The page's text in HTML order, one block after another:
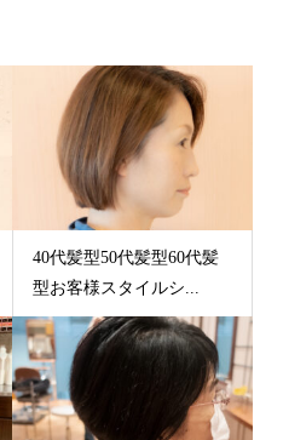
40代髪型50代髪型60代髪
型お客様スタイルシ...